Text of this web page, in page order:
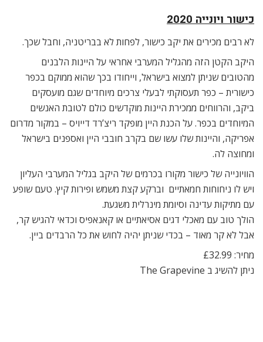
כישור ויונייה 2020
לא רבים מכירים את יקב כישור, לפחות לא בבריטניה, וחבל שכך.
היקב הקטן הזה מהגליל המערבי אחראי על היינות הלבנים
מהטובים שניתן למצוא בישראל, וייחודו בכך שהוא ממוקם בכפר
כישורית – כפר תעסוקתי לבעלי צרכים מיוחדים שגם מועסקים
ביקב, והרווחים ממכירת היינות מוקדשים כולם לטובת האנשים
המיוחדים בכפר. על הכנת היין מופקד ריצ’רד דייויס – במקור מדרום
אפריקה, והיינות שלו עשו שם בקרב חובבי היין ואספנים בישראל
ומחוצה לה.
הוויונייה של כישור מקורו בכרמים של היקב בגליל המערבי העליון
ויש לו ניחוחות חמאתיים וברקע קצת משמש ופירות קיץ. טעם שופע
עם מתיקות עדינה וסיומת מינרלית משגעת.
הולך טוב עם מאכלי דגים אסיאתיים או קאנאפיס וכדאי להגיש קר,
אבל לא קר מאוד – בכדי שניתן יהיה לחוש את כל הרבדים ביין.
מחיר: £32.99
ניתן להשיג ב The Grapevine